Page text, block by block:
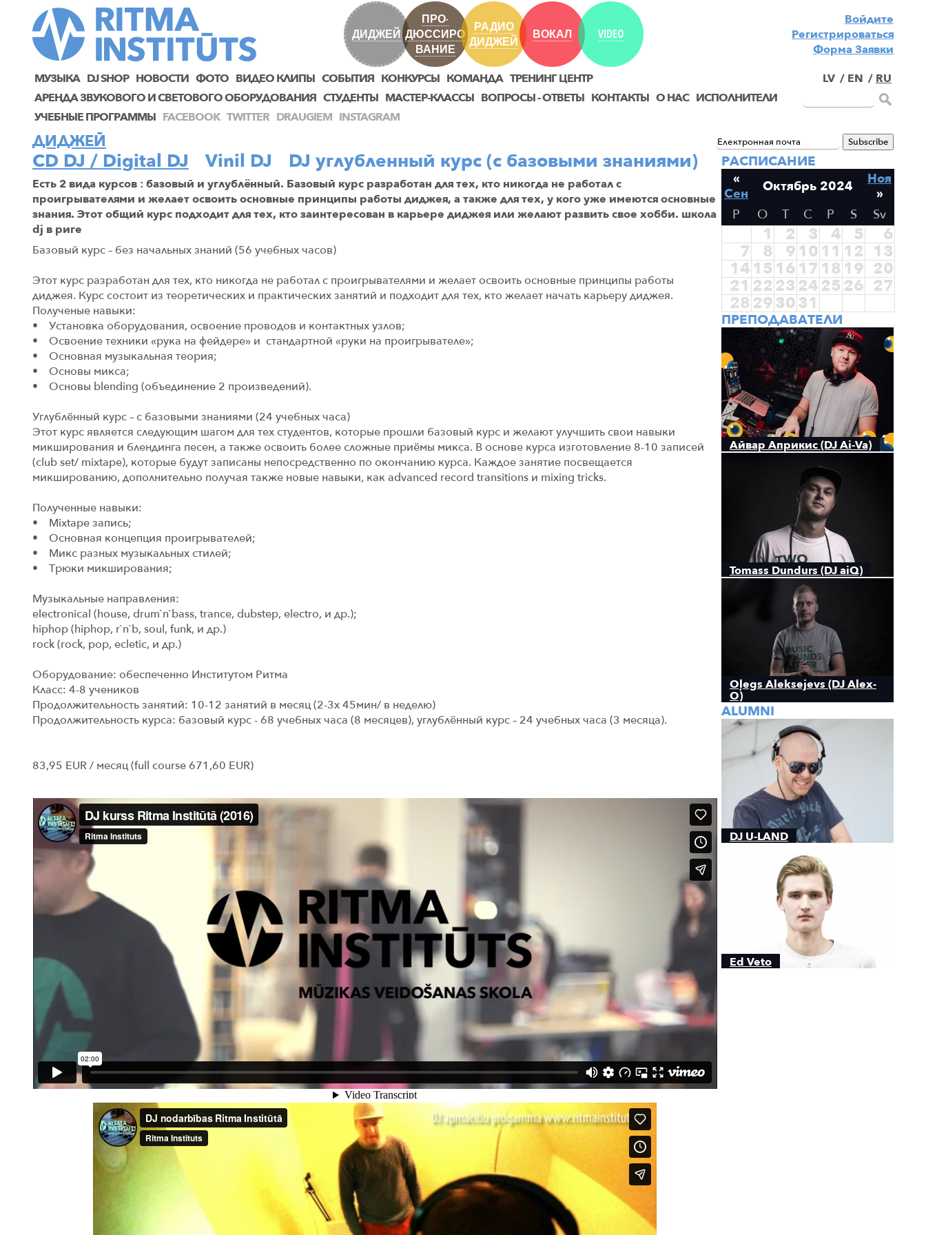
ДИДЖЕЙ
ПРО-
ДЮССИРО
ВАНИЕ
РАДИО
ДИДЖЕЙ
ВОКАЛ VIDEO
Войдите
Pегистрироваться
Форма Заявки
МУЗЫКА DJ SHOP НОВОСТИ ФОТО ВИДЕО КЛИПЫ СОБЫТИЯ КОНКУРСЫ КОМАНДА ТРЕНИНГ ЦЕНТР
AРЕНДА ЗВУКОВОГО И СВЕТОВОГО ОБОРУДОВАНИЯ СТУДЕНТЫ МАСТЕР-КЛАССЫ ВОПРОСЫ - ОТВЕТЫ КОНТАКТЫ О НАС ИСПОЛНИТЕЛИ
УЧЕБНЫЕ ПРОГРАММЫ FACEBOOK TWITTER DRAUGIEM INSTAGRAM
LV / EN / RU
ДИДЖЕЙ
CD DJ / Digital DJ Vinil DJ DJ углубленный курс (с базовыми знаниями)
Есть 2 вида курсов : базовый и углублённый. Базовый курс разработан для тех, кто никогда не работал с
проигрывателями и желает освоить основные принципы работы диджея, а также для тех, у кого уже имеются основные
знания. Этот общий курс подходит для тех, кто заинтересован в карьере диджея или желают развить свое хобби. школа
dj в риге
Базовый курс – без начальных знаний (56 учебных часов)
Этот курс разработан для тех, кто никогда не работал с проигрывателями и желает освоить основные принципы работы
диджея. Курс состоит из теоретических и практических занятий и подходит для тех, кто желает начать карьеру диджея.
Полученые навыки:
• Установка оборудования, освоение проводов и контактных узлов;
• Освоение техники «рука на фейдере» и стандартной «руки на проигрывателе»;
• Основная музыкальная теория;
• Основы микса;
• Основы blending (объединение 2 произведений).
Углублённый курс – с базовыми знаниями (24 учебных часа)
Этот курс является следующим шагом для тех студентов, которые прошли базовый курс и желают улучшить свои навыки
микширования и блендинга песен, а также освоить более сложные приёмы микса. В основе курса изготовление 8-10 записей
(club set/ mixtape), которые будут записаны непосредственно по окончанию курса. Каждое занятие посвещается
микшированию, дополнительно получая также новые навыки, как advanced record transitions и mixing tricks.
Полученные навыки:
• Mixtape запись;
• Основная концепция проигрывателей;
• Микс разных музыкальных стилей;
• Трюки микширования;
Музыкальные направления:
electronical (house, drum`n`bass, trance, dubstep, electro, и др.);
hiphop (hiphop, r`n`b, soul, funk, и др.)
rock (rock, pop, ecletic, и др.)
Оборудование: обеспеченно Институтом Ритма
Класс: 4-8 учеников
Продолжительность занятий: 10-12 занятий в месяц (2-3х 45мин/ в неделю)
Продолжительность курса: базовый курс - 68 учебных часа (8 месяцев), углублённый курс – 24 учебных часа (3 месяца).
83,95 EUR / месяц (full course 671,60 EUR)
РАСПИСАНИЕ
«
Сен
Октябрь 2024
Ноя
»
P
O T C P S Sv
1 2 3 4 5
6
7
8 91011 12 13
1415 1617 18 19 20
21 22 23 2425 26 27
28 293031
ПРЕПОДАВАТЕЛИ
Айвар Априкис (DJ Ai-Va)
Tomass Dundurs (DJ aiQ)
Oļegs Aleksejevs (DJ Alex-
O)
ALUMNI
DJ U-LAND
Ed Veto